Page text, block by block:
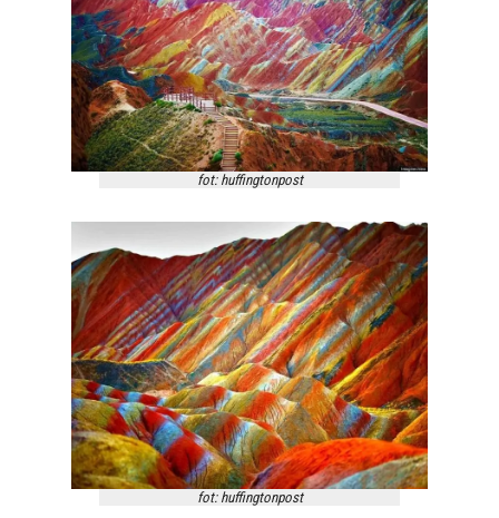
fot: huffingtonpost
fot: huffingtonpost